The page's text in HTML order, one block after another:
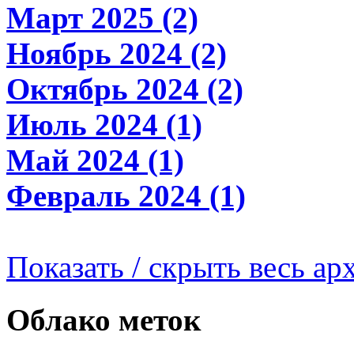
Март 2025 (2)
Ноябрь 2024 (2)
Октябрь 2024 (2)
Июль 2024 (1)
Май 2024 (1)
Февраль 2024 (1)
Показать / скрыть весь
Облако меток